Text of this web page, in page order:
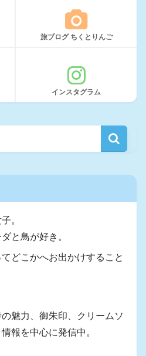
旅ブログ ちくとりんご
インスタグラム
。
と鳥が好き。
どこかへお出かけすること
魅力、御朱印、クリームソ
報を中心に発信中。